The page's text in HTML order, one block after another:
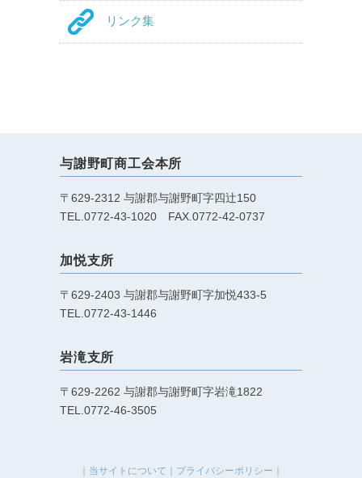
リンク集
与謝野町商工会本所
〒629-2312 与謝郡与謝野町字四辻150
TEL.0772-43-1020 FAX.0772-42-0737
加悦支所
〒629-2403 与謝郡与謝野町字加悦433-5
TEL.0772-43-1446
岩滝支所
〒629-2262 与謝郡与謝野町字岩滝1822
TEL.0772-46-3505
当サイトについて プライバシーポリシー